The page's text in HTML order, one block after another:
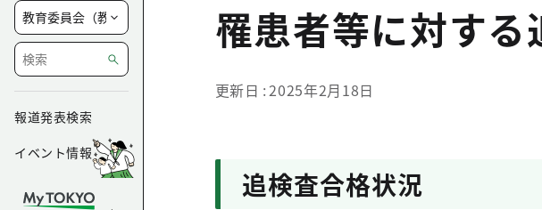
報道発表検索
イベント情報
罹患者等に対す
更新日 2025年2月18日
追検査合格状況